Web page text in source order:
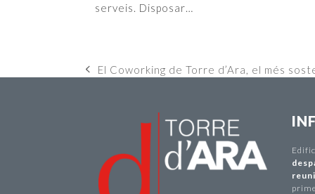
serveis. Disposar…
previous
El Coworking de Torre d’Ara, el més